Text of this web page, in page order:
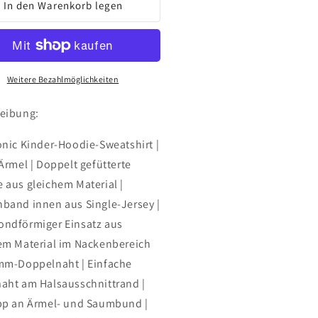
für
TSF
|
KIDS
|
In den Warenkorb legen
Weitere Bezahlmöglichkeiten
Kinder-Hoodie-Sweatshirt |
| Doppelt gefütterte
aus gleichem Material |
innen aus Single-Jersey |
Einsatz aus
Material im Nackenbereich
Doppelnaht | Einfache
am Halsausschnittrand |
an Ärmel- und Saumbund |